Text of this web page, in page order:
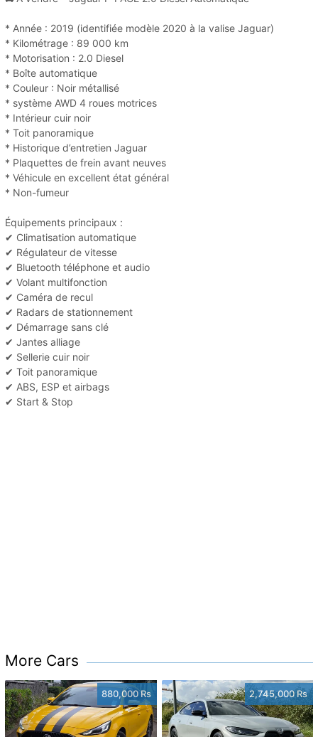
* Année : 2019 (identifiée modèle 2020 à la valise Jaguar)
* Kilométrage : 89 000 km
* Motorisation : 2.0 Diesel
* Boîte automatique
* Couleur : Noir métallisé
* système AWD 4 roues motrices
* Intérieur cuir noir
* Toit panoramique
* Historique d’entretien Jaguar
* Plaquettes de frein avant neuves
* Véhicule en excellent état général
* Non-fumeur
Équipements principaux :
✔ Climatisation automatique
✔ Régulateur de vitesse
✔ Bluetooth téléphone et audio
✔ Volant multifonction
✔ Caméra de recul
✔ Radars de stationnement
✔ Démarrage sans clé
✔ Jantes alliage
✔ Sellerie cuir noir
✔ Toit panoramique
✔ ABS, ESP et airbags
✔ Start & Stop
More Cars
880,000 Rs 2,745,000 Rs